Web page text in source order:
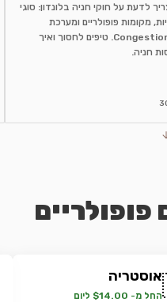
לדעת על חוקי חניה בלונדון: סוגי
מקומות פופולריים ומערכת
Congestion Charge. טיפים לחסוך ואיך
חניה.
פופולריים
אוסטריה
החל מ- $14.00 ליום